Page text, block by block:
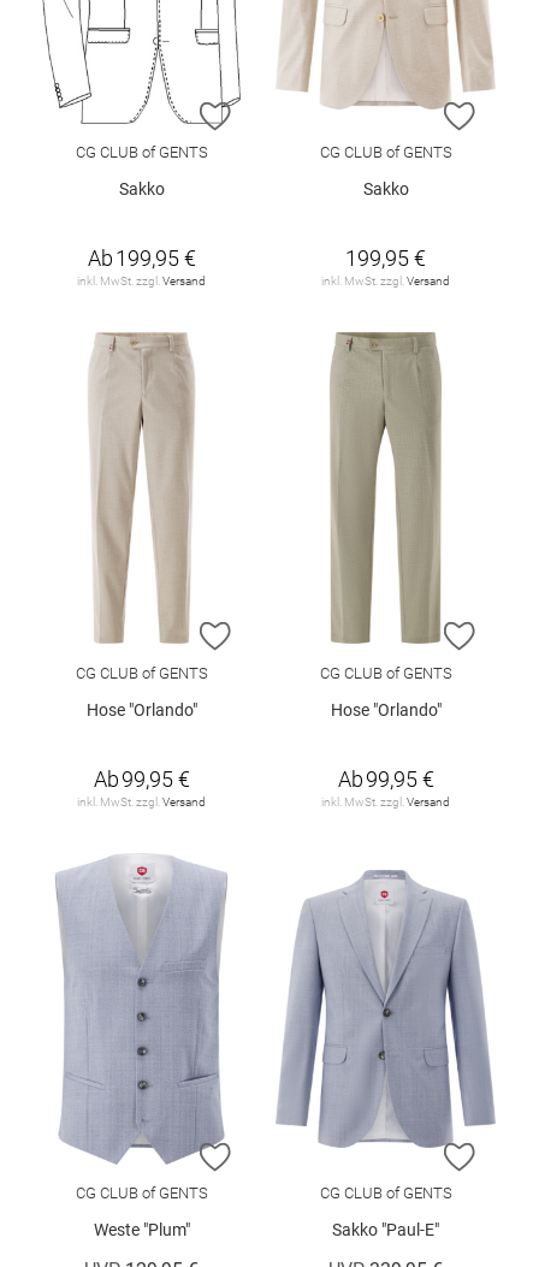
ZUR WUNSCHLISTE HINZUFÜGEN
CG CLUB of GENTS
Sakko
Ab199,95 €
inkl. MwSt. zzgl. Versand
ZUR
CG CLUB of GENTS
Sakko
199,95 €
inkl. MwSt. zzgl. Versand
ZUR WUNSCHLISTE HINZUFÜGEN
CG CLUB of GENTS
Hose "Orlando"
Ab99,95 €
inkl. MwSt. zzgl. Versand
ZUR
CG CLUB of GENTS
Hose "Orlando"
Ab99,95 €
inkl. MwSt. zzgl. Versand
ZUR WUNSCHLISTE HINZUFÜGEN
CG CLUB of GENTS
Weste "Plum"
ZUR
CG CLUB of GENTS
Sakko "Paul-E"